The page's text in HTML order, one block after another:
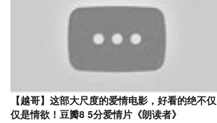
【越哥】这部大尺度的爱情电影，好看的绝不仅
仅是情欲！豆瓣8 5分爱情片《朗读者》